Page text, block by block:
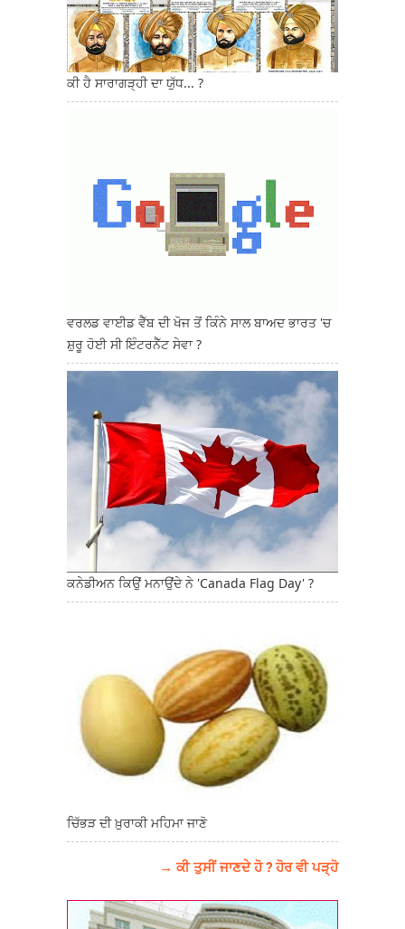
ਕੀ ਹੈ ਸਾਰਾਗੜ੍ਹੀ ਦਾ ਯੁੱਧ... ?
ਵਰਲਡ ਵਾਈਡ ਵੈੱਬ ਦੀ ਖੋਜ ਤੋਂ ਕਿੰਨੇ ਸਾਲ ਬਾਅਦ ਭਾਰਤ 'ਚ
ਸ਼ੁਰੂ ਹੋਈ ਸੀ ਇੰਟਰਨੈੱਟ ਸੇਵਾ ?
ਕਨੇਡੀਅਨ ਕਿਉਂ ਮਨਾਉਂਦੇ ਨੇ 'Canada Flag Day' ?
ਚਿੱਭੜ ਦੀ ਖ਼ੁਰਾਕੀ ਮਹਿਮਾ ਜਾਣੋ
→ ਕੀ ਤੁਸੀਂ ਜਾਣਦੇ ਹੋ ? ਹੋਰ ਵੀ ਪੜ੍ਹੋ